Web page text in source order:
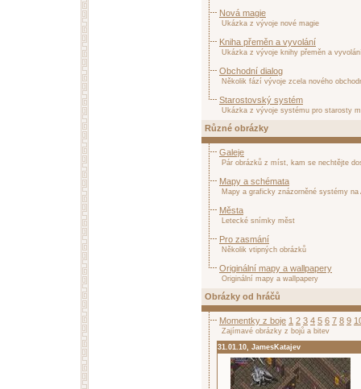
Nová magie
Ukázka z vývoje nové magie
Kniha přeměn a vyvolání
Ukázka z vývoje knihy přeměn a
Obchodní dialog
Několik fází vývoje zcela nového
Starostovský systém
Ukázka z vývoje systému pro starosty
Různé obrázky
Galeje
Pár obrázků z míst, kam se nechtějte
Mapy a schémata
Mapy a graficky znázorněné systémy na
Města
Letecké snímky měst
Pro zasmání
Několik vtipných obrázků
Originální mapy a wallpapery
Originální mapy a wallpapery
Obrázky od hráčů
Momentky z boje 1 2 3 4 5 6 7 8 9
Zajímavé obrázky z bojů a bitev
31.01.10, JamesKatajev